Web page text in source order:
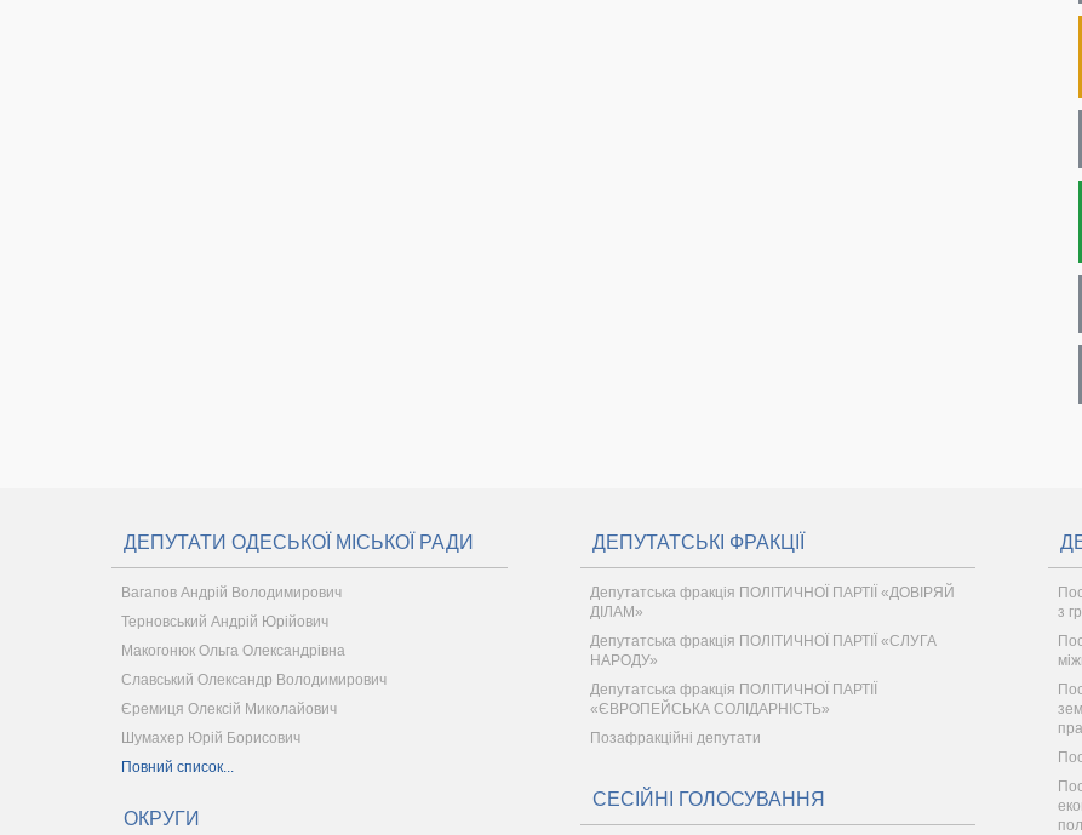
ДЕПУТАТИ ОДЕСЬКОЇ МІСЬКОЇ РАДИ
Вагапов Андрій Володимирович
Терновський Андрій Юрійович
Макогонюк Ольга Олександрівна
Славський Олександр Володимирович
Єремиця Олексій Миколайович
Шумахер Юрій Борисович
Повний список...
ОКРУГИ
ДЕПУТАТСЬКІ ФРАКЦІЇ
Депутатська фракція ПОЛІТИЧНОЇ ПАРТІЇ «ДОВІРЯЙ
ДІЛАМ»
Депутатська фракція ПОЛІТИЧНОЇ ПАРТІЇ «СЛУГА
НАРОДУ»
Депутатська фракція ПОЛІТИЧНОЇ ПАРТІЇ
«ЄВРОПЕЙСЬКА СОЛІДАРНІСТЬ»
Позафракційні депутати
СЕСІЙНІ ГОЛОСУВАННЯ
з